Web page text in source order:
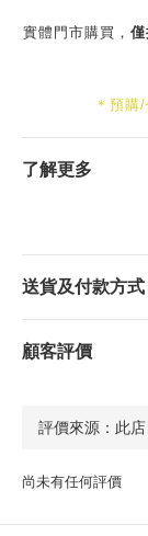
實體門市購買，
＊預購
了解更多
送貨及付款方式
顧客評價
尚未有任何評價